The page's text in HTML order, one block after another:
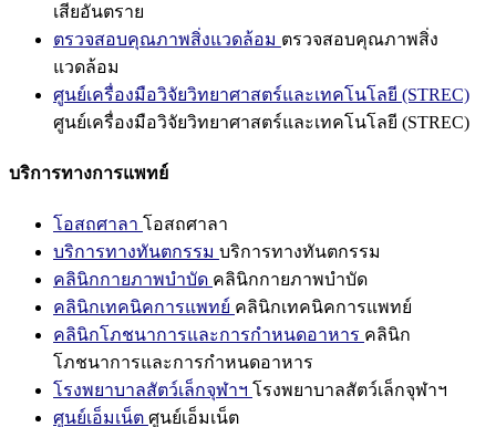
เสียอันตราย
ตรวจสอบคุณภาพสิ่งแวดล้อม ตรวจสอบคุณภาพสิ่ง
แวดล้อม
ศูนย์เครื่องมือวิจัยวิทยาศาสตร์และเทคโนโลยี (STREC)
ศูนย์เครื่องมือวิจัยวิทยาศาสตร์และเทคโนโลยี (STREC)
บริการทางการแพทย์
โอสถศาลา โอสถศาลา
บริการทางทันตกรรม บริการทางทันตกรรม
คลินิกกายภาพบำบัด คลินิกกายภาพบำบัด
คลินิกเทคนิคการแพทย์ คลินิกเทคนิคการแพทย์
คลินิกโภชนาการและการกำหนดอาหาร คลินิก
โภชนาการและการกำหนดอาหาร
โรงพยาบาลสัตว์เล็กจุฬาฯ โรงพยาบาลสัตว์เล็กจุฬาฯ
ศูนย์เอ็มเน็ต ศูนย์เอ็มเน็ต